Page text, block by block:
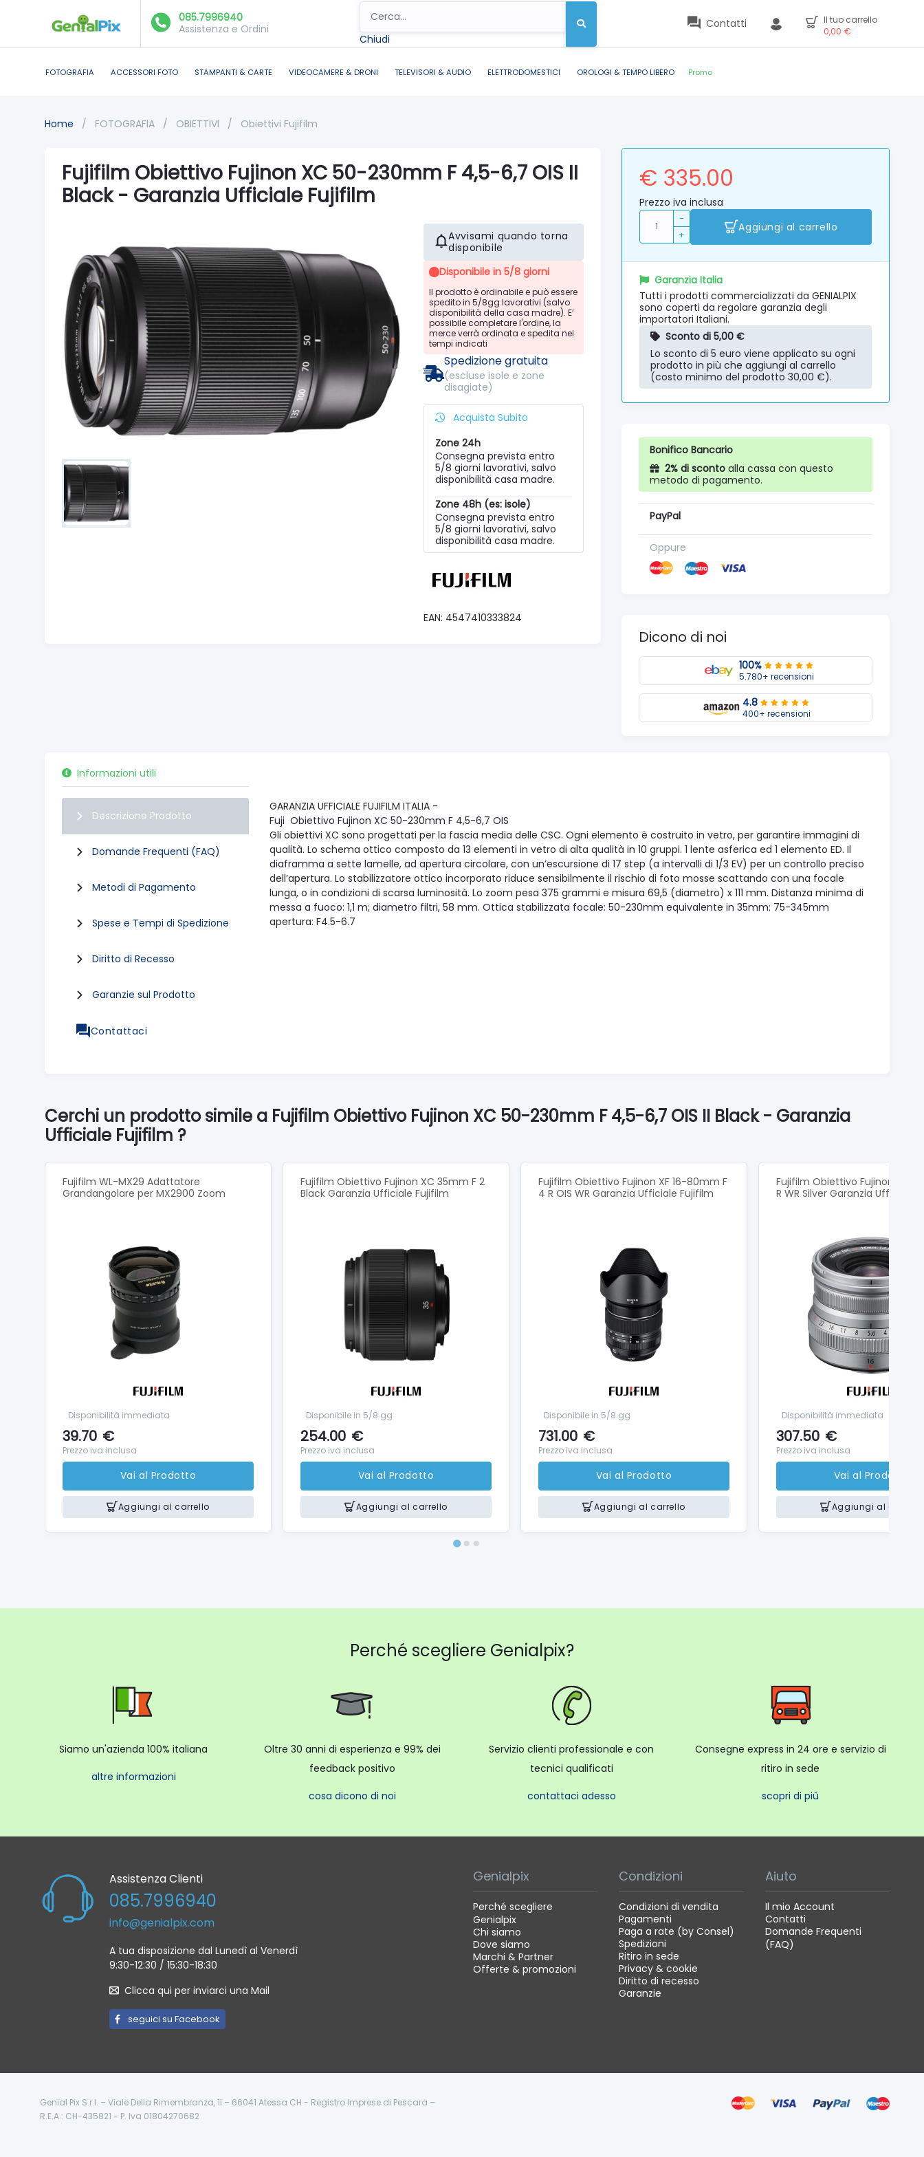
085.7996940
Assistenza e Ordini
Chiudi
Contatti
Il tuo carrello
0,00 €
FOTOGRAFIA ACCESSORI FOTO STAMPANTI & CARTE VIDEOCAMERE & DRONI TELEVISORI & AUDIO ELETTRODOMESTICI OROLOGI & TEMPO LIBERO Promo
Home / FOTOGRAFIA / OBIETTIVI / Obiettivi Fujifilm
Fujifilm Obiettivo Fujinon XC 50-230mm F 4,5-6,7 OIS II
Black - Garanzia Ufficiale Fujifilm
Avvisami quando torna
disponibile
Disponibile in 5/8 giorni
Il prodotto è ordinabile e può essere
spedito in 5/8gg lavorativi (salvo
disponibilità della casa madre). E’
possibile completare l'ordine, la
merce verrà ordinata e spedita nei
tempi indicati
Spedizione gratuita
(escluse isole e zone
disagiate)
Acquista Subito
Zone 24h
Consegna prevista entro
5/8 giorni lavorativi, salvo
disponibilità casa madre.
Zone 48h (es: isole)
Consegna prevista entro
5/8 giorni lavorativi, salvo
disponibilità casa madre.
EAN: 4547410333824
€ 335.00
Prezzo iva inclusa
-
+
Aggiungi al carrello
Garanzia Italia
Tutti i prodotti commercializzati da GENIALPIX
sono coperti da regolare garanzia degli
importatori Italiani.
Sconto di 5,00 €
Lo sconto di 5 euro viene applicato su ogni
prodotto in più che aggiungi al carrello
(costo minimo del prodotto 30,00 €).
Bonifico Bancario
2% di sconto alla cassa con questo
metodo di pagamento.
PayPal
Oppure
Dicono di noi
100%
5.780+ recensioni
4.8
400+ recensioni
Informazioni utili
Descrizione Prodotto
Domande Frequenti (FAQ)
Metodi di Pagamento
Spese e Tempi di Spedizione
Diritto di Recesso
Garanzie sul Prodotto
Contattaci
GARANZIA UFFICIALE FUJIFILM ITALIA -
Fuji Obiettivo Fujinon XC 50-230mm F 4,5-6,7 OIS
Gli obiettivi XC sono progettati per la fascia media delle CSC. Ogni elemento è costruito in vetro, per garantire immagini di
qualità. Lo schema ottico composto da 13 elementi in vetro di alta qualità in 10 gruppi. 1 lente asferica ed 1 elemento ED. Il
diaframma a sette lamelle, ad apertura circolare, con un’escursione di 17 step (a intervalli di 1/3 EV) per un controllo preciso
dell’apertura. Lo stabilizzatore ottico incorporato riduce sensibilmente il rischio di foto mosse scattando con una focale
lunga, o in condizioni di scarsa luminosità. Lo zoom pesa 375 grammi e misura 69,5 (diametro) x 111 mm. Distanza minima di
messa a fuoco: 1,1 m; diametro filtri, 58 mm. Ottica stabilizzata focale: 50-230mm equivalente in 35mm: 75-345mm
apertura: F4.5-6.7
Cerchi un prodotto simile a Fujifilm Obiettivo Fujinon XC 50-230mm F 4,5-6,7 OIS II Black - Garanzia
Ufficiale Fujifilm ?
Fujifilm WL-MX29 Adattatore
Grandangolare per MX2900 Zoom
Disponibilità immediata
39.70 €
Prezzo iva inclusa
Vai al Prodotto
Aggiungi al carrello
Fujifilm Obiettivo Fujinon XC 35mm F 2
Black Garanzia Ufficiale Fujifilm
Disponibile in 5/8 gg
254.00 €
Prezzo iva inclusa
Vai al Prodotto
Aggiungi al carrello
Fujifilm Obiettivo Fujinon XF 16-80mm F
4 R OIS WR Garanzia Ufficiale Fujifilm
Disponibile in 5/8 gg
731.00 €
Prezzo iva inclusa
Vai al Prodotto
Aggiungi al carrello
Fujifilm Obiettivo Fujinon XF
R WR Silver Garanzia Ufficiale
Disponibilità immediata
307.50 €
Prezzo iva inclusa
Vai al Prodotto
Aggiungi al carrello
Perché scegliere Genialpix?
Siamo un'azienda 100% italiana
altre informazioni
Oltre 30 anni di esperienza e 99% dei
feedback positivo
cosa dicono di noi
Servizio clienti professionale e con
tecnici qualificati
contattaci adesso
Consegne express in 24 ore e servizio di
ritiro in sede
scopri di più
Assistenza Clienti
085.7996940
info@genialpix.com
A tua disposizione dal Lunedì al Venerdì
9:30-12:30 / 15:30-18:30
Clicca qui per inviarci una Mail
seguici su Facebook
Genialpix
Perché scegliere
Genialpix
Chi siamo
Dove siamo
Marchi & Partner
Offerte & promozioni
Condizioni
Condizioni di vendita
Pagamenti
Paga a rate (by Consel)
Spedizioni
Ritiro in sede
Privacy & cookie
Diritto di recesso
Garanzie
Aiuto
Il mio Account
Contatti
Domande Frequenti
(FAQ)
Genial Pix S.r.l. – Viale Della Rimembranza, 1i – 66041 Atessa CH - Registro Imprese di Pescara –
R.E.A.: CH-435821 - P. Iva 01804270682